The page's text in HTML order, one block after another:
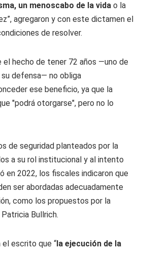
un menoscabo de la vida o la
agregaron y con este dictamen el
de resolver.
el hecho de tener 72 años —uno de
defensa— no obliga
ese beneficio, ya que la
"podrá otorgarse", pero no lo
de seguridad planteados por la
a su rol institucional y al intento
en 2022, los fiscales indicaron que
ser abordadas adecuadamente
como los propuestos por la
Bullrich.
escrito que “la ejecución de la